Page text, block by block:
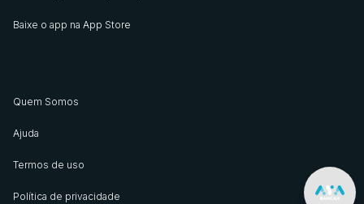
Baixe o app na App Store
Quem Somos
Ajuda
Termos de uso
Política de privacidade